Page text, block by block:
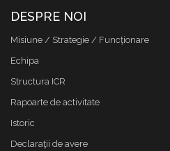
DESPRE NOI
Misiune / Strategie / Funcţionare
Echipa
Structura ICR
Rapoarte de activitate
Istoric
Declaraţii de avere